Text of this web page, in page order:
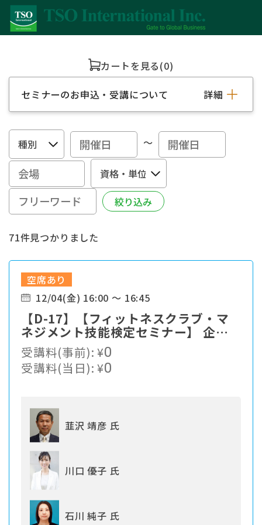
カートを見る(0)
セミナーのお申込・受講について 詳細
～
71件見つかりました
空席あり
12/04(金) 16:00 ～ 16:45
【D-17】【フィットネスクラブ・マ
ネジメント技能検定セミナー】 企業
の人材育成担当者が語るFCM技能検定
活用方法
受講料(事前):¥0
受講料(当日):¥0
韮沢 靖彦 氏
川口 優子 氏
石川 純子 氏